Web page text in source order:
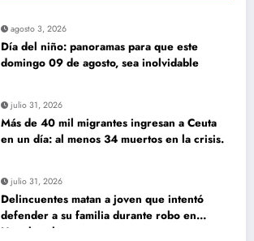
agosto 3, 2026
Día del niño: panoramas para que este
domingo 09 de agosto, sea inolvidable
julio 31, 2026
Más de 40 mil migrantes ingresan a Ceuta
en un día: al menos 34 muertos en la crisis.
julio 31, 2026
Delincuentes matan a joven que intentó
defender a su familia durante robo en
Huechuraba